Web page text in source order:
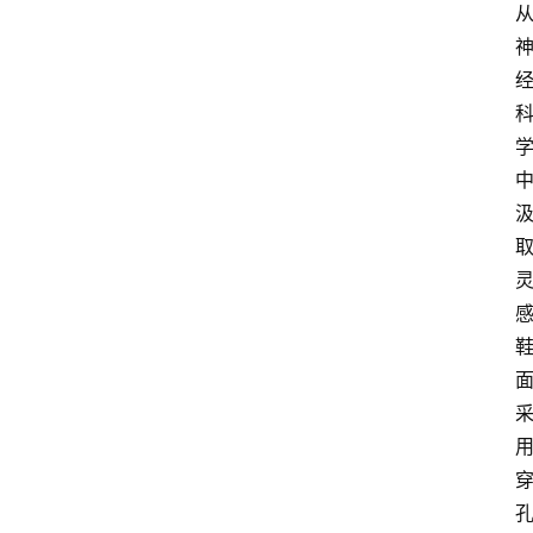
从
神
经
科
学
中
汲
取
灵
感
鞋
面
采
用
穿
孔